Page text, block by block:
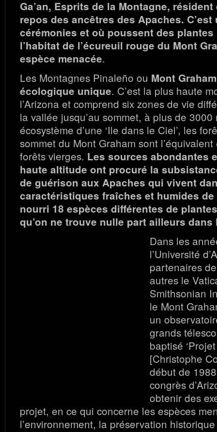
Ga’an, Esprits de la Montagne,
repos des ancêtres des Apaches. C’est
cérémonies et où poussent des
l’habitat de l’écureuil rouge du Mont
espèce menacée.
Les Montagnes Pinaleño ou Mont
écologique unique. C’est la plus haute
l’Arizona et comprend six zones de vie
la vallée jusqu’au sommet, à plus de
écosystème d’une ‘Ile dans le Ciel’, les
sommet du Mont Graham sont
forêts vierges. Les sources abondantes
haute altitude ont procuré la
de guérison aux Apaches qui vivent
caractéristiques fraîches et humides
nourri 18 espèces différentes de
qu’on ne trouve nulle part ailleurs dans
Dans les
l’Université
partenaires
autres le
Smithsonian
le Mont
un
grands
baptisé
[Christophe
début de
congrès
obtenir des
projet, en ce qui concerne les espèces
l’environnement, la préservation